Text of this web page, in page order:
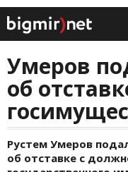
Умеров
об
Рустем Умеров
об отставке с